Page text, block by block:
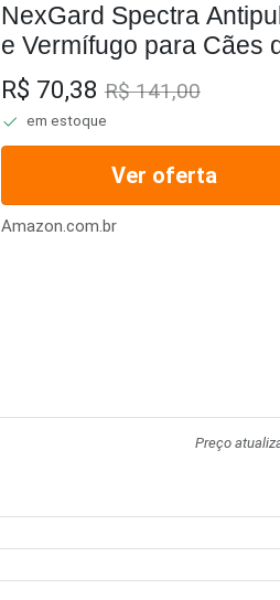
NexGard Spectra
e Vermífugo para Cães
tablete
R$ 70,38 R$ 141,00
em estoque
Ver oferta
Amazon.com.br
Preço